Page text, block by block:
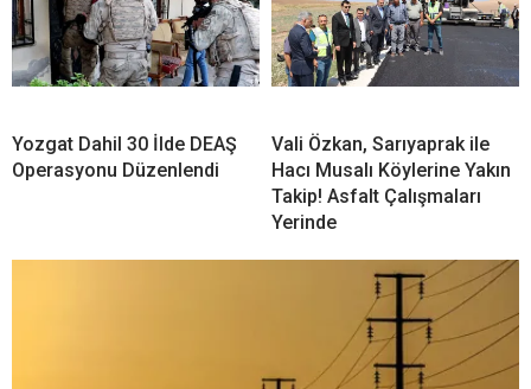
Yozgat Dahil 30 İlde DEAŞ
Operasyonu Düzenlendi
Vali Özkan, Sarıyaprak ile
Hacı Musalı Köylerine Yakın
Takip! Asfalt Çalışmaları
Yerinde